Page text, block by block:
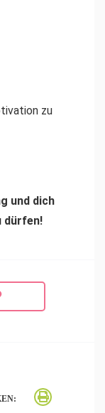
zu
und dich
dürfen!